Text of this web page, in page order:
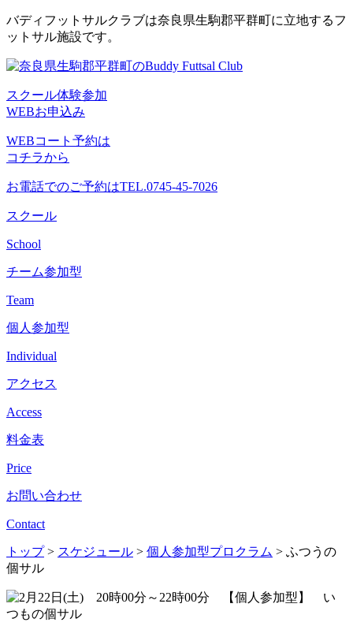
コ
ン
ン
へ
ス
キ
ッ
バディフットサルクラブは奈良県生駒郡平群町に立地するフ
ットサル施設です。
スクール体験参加
WEBお申込み
WEBコート予約は
コチラから
お電話でのご予約はTEL.0745-45-7026
スクール
School
チーム参加型
Team
個人参加型
Individual
アクセス
Access
料金表
Price
お問い合わせ
Contact
トップ> スケジュール > 個人参加型プロクラム > ふつうの
個サル